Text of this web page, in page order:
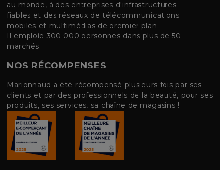
au monde, à des entreprises d'infrastructures
fiables et des réseaux de télécommunications
mobiles et multimédias de premier plan.
Il emploie 300 000 personnes dans plus de 50
marchés.
NOS RÉCOMPENSES
Marionnaud a été récompensé plusieurs fois par ses
clients et par des professionnels de la beauté, pour ses
produits, ses services, sa chaîne de magasins !